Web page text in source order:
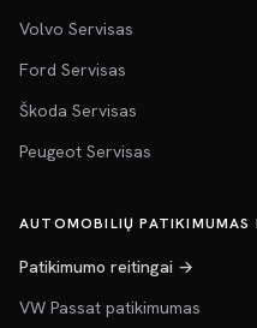
Volvo Servisas
Ford Servisas
Škoda Servisas
Peugeot Servisas
AUTOMOBILIŲ PATIKIMUMAS
Patikimumo reitingai →
VW Passat patikimumas